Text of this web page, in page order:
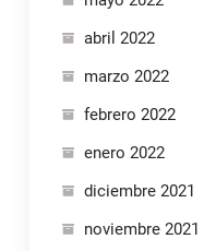
abril 2022
marzo 2022
febrero 2022
enero 2022
diciembre 2021
noviembre 2021